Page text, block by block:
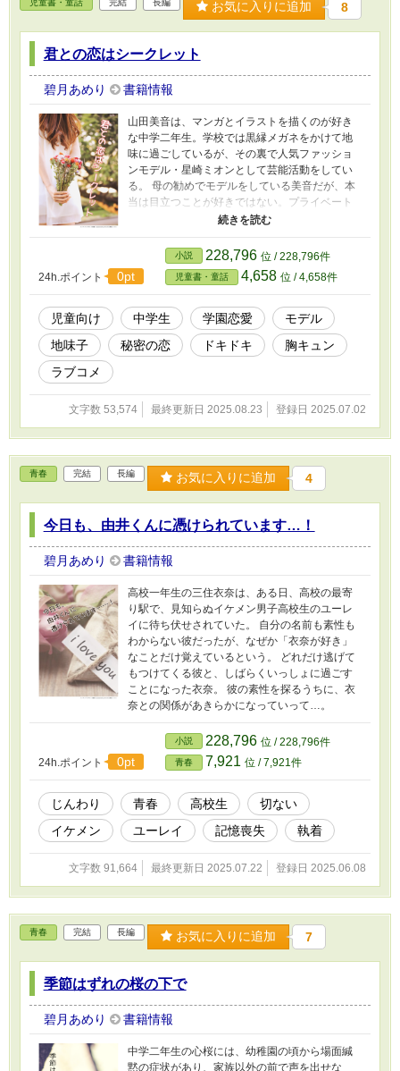
お気に入りに追加 8
君との恋はシークレット
碧月あめり 書籍情報
山田美音は、マンガとイラストを描くのが好き
な中学二年生。学校では黒縁メガネをかけて地
味に過ごしているが、その裏で人気ファッショ
ンモデル・星崎ミオンとして芸能活動をしてい
る。 母の勧めでモデルをしている美音だが、本
当は目立つことが好きではない。プライベート
では平穏に過ごしたい思っている美音は、学校
放課後、美音は生徒会長も務めるクラスのクー
ルイケメン・黒沢天馬とぶつかってメガネをは
ずした顔を見られてしまう。さらには、教室で
好きなマンガの推しキャラに仕事の愚痴を言っ
ているところを動画に撮られてしまう。 そのう
え、「星崎ミオンの本性をバラされたくなかっ
たら、オレの雑用係やれ」と黒沢に脅されてし
24h.ポイント 0pt
小説 228,796 位 / 228,796件
児童書・童話 4,658 位 / 4,658件
児童向け 中学生 学園恋愛
モデル
地味子
秘密の恋 ドキドキ
胸キュン
ラブコメ
文字数 53,574 最終更新日 2025.08.23 登録日 2025.07.02
青春 完結 長編 お気に入りに追加 4
今日も、由井くんに憑けられています…！
碧月あめり 書籍情報
高校一年生の三住衣奈は、ある日、高校の最寄
り駅で、見知らぬイケメン男子高校生のユーレ
イに待ち伏せされていた。 自分の名前も素性も
わからない彼だったが、なぜか「衣奈が好き」
なことだけ覚えているという。 どれだけ逃げて
もつけてくる彼と、しばらくいっしょに過ごす
ことになった衣奈。 彼の素性を探るうちに、衣
奈との関係があきらかになっていって…。
24h.ポイント 0pt
小説 228,796 位 / 228,796件
青春 7,921 位 / 7,921件
じんわり 青春 高校生
切ない
イケメン
ユーレイ 記憶喪失 執着
文字数 91,664 最終更新日 2025.07.22 登録日 2025.06.08
青春 完結 長編 お気に入りに追加 7
季節はずれの桜の下で
碧月あめり 書籍情報
中学二年生の心桜には、幼稚園の頃から場面緘
黙の症状があり、家族以外の前で声を出せな